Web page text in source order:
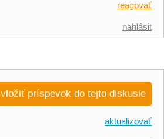
reagovať
nahlásit
vložiť príspevok do tejto diskusie
aktualizovať